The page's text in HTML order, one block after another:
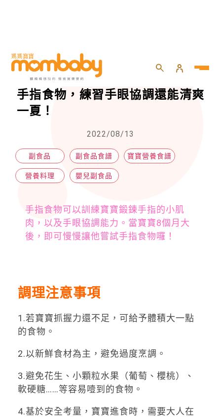
HOME 嬰兒 嬰兒副食品
【張彤芬專欄】清涼又解渴的寶寶
手指食物，練習手眼協調還能清爽
一夏！
2022/08/13
副食品 副食品食譜 寶寶營養食譜
營養料理 嬰兒副食品
手指食物可以訓練寶寶鍛鍊手指的小肌
肉，以及手眼協調能力。當寶寶8個月大
後，即可慢慢讓他嘗試手指食物囉！
調理注意事項
1.若寶寶抓握力還不足，可給予體積大一點
的食物。
2.以新鮮食材為主，避免過度烹調。
3.避免花生、小顆粒水果（葡萄、櫻桃）、
軟硬糖……等容易噎到的食物。
4.基於安全考量，寶寶進食時，需要大人在